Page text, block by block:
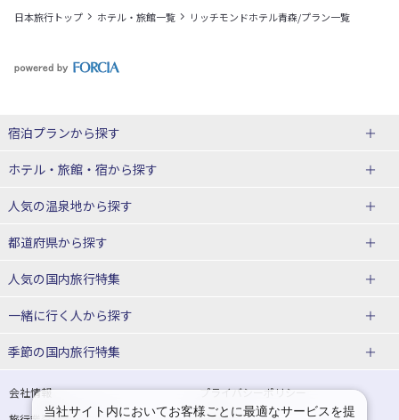
日本旅行トップ ホテル・旅館一覧 リッチモンドホテル青森/プラン一覧
宿泊プランから探す
北海道
東北
青森県
宮城県
山形県
関東
ホテル・旅館・宿から探す
北海道ホテル・旅館
青森県ホテル・旅館
宮城県ホテル・旅館
山形県ホテル・旅館
人気の温泉地から探す
北海道
湯の川温泉(北海道)
十勝川温泉(北海道)
洞爺湖温泉(北海道)
層雲峡温泉(北海道)
都道府県から探す
北海道旅行・ツアー
東北
青森旅行・ツアー 岩手旅行・ツアー
人気の国内旅行特集
東京ディズニーリゾート®への旅
ユニバーサル・スタジオ・ジャパ
一緒に行く人から探す
一人旅 国内版
カップル・夫婦旅行 国内版 女子旅 国内版
季節の国内旅行特集
桜・お花見特集
ゴールデンウィーク（GW）の国内
旅行
会社情報
プライバシーポリシー
当社サイト内においてお客様ごとに最適なサービスを提